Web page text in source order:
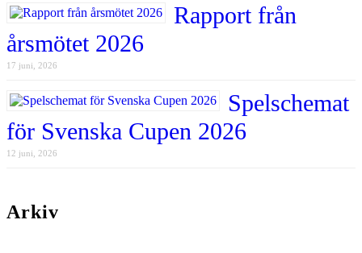
Rapport från
årsmötet 2026
17 juni, 2026
Spelschemat
för Svenska Cupen 2026
12 juni, 2026
Arkiv